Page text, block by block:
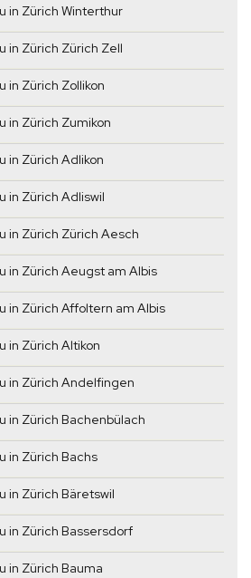
in Zürich Winterthur
in Zürich Zürich Zell
in Zürich Zollikon
in Zürich Zumikon
in Zürich Adlikon
in Zürich Adliswil
in Zürich Zürich Aesch
in Zürich Aeugst am Albis
in Zürich Affoltern am Albis
in Zürich Altikon
in Zürich Andelfingen
in Zürich Bachenbülach
in Zürich Bachs
in Zürich Bäretswil
in Zürich Bassersdorf
in Zürich Bauma